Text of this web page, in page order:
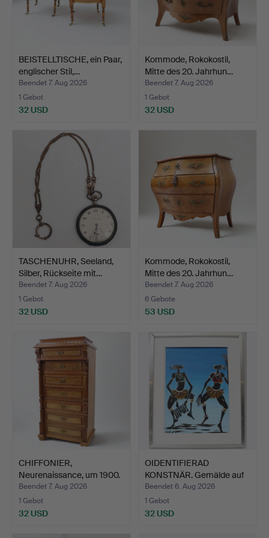
BEISTELLTISCHE, ein Paar,
englischer Stil,…
Beendet 7. Aug 2026
1 Gebot
32 USD
Kommode, Rokokostil,
Mitte des 20. Jahrhun…
Beendet 7. Aug 2026
1 Gebot
32 USD
TASCHENUHR, Seeland,
Silber, Rückseite mit…
Beendet 7. Aug 2026
1 Gebot
32 USD
Kommode, Rokokostil,
Mitte des 20. Jahrhun…
Beendet 7. Aug 2026
6 Gebote
53 USD
CHIFFONIER,
Neurenaissance, um 1900.
Beendet 7. Aug 2026
1 Gebot
32 USD
OIDENTIFIERAD
KONSTNÄR. Gemälde auf
Holzpl…
Beendet 6. Aug 2026
1 Gebot
32 USD